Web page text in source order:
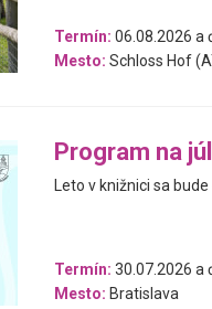
Termín: 06.08.2026 a
Mesto: Schloss Hof
Program na
Leto v knižnici sa
Termín: 30.07.2026 a
Mesto: Bratislava